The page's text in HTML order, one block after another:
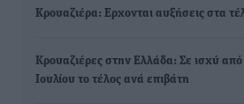
Κρουαζιέρα: Ερχονται αυξήσεις στα
Κρουαζιέρες στην Ελλάδα: Σε ισχύ
Ιουλίου το τέλος ανά επιβάτη